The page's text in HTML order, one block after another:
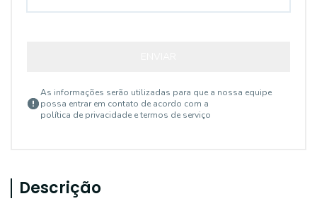
As informações serão utilizadas para que a nossa equipe
possa entrar em contato de acordo com a
política de privacidade e termos de serviço
Descrição